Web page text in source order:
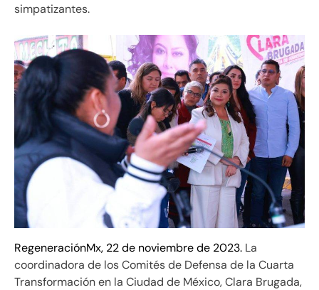
simpatizantes.
RegeneraciónMx, 22 de noviembre de 2023. La
coordinadora de los Comités de Defensa de la Cuarta
Transformación en la Ciudad de México, Clara Brugada,